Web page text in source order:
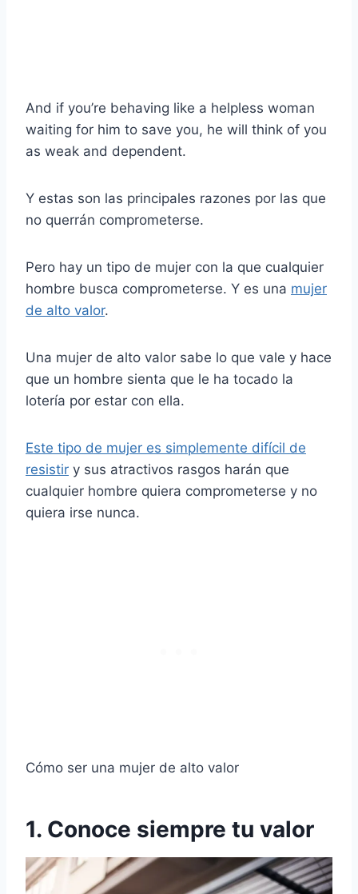
And if you’re behaving like a helpless woman
waiting for him to save you, he will think of you
as weak and dependent.
Y estas son las principales razones por las que
no querrán comprometerse.
Pero hay un tipo de mujer con la que cualquier
hombre busca comprometerse. Y es una mujer
de alto valor.
Una mujer de alto valor sabe lo que vale y hace
que un hombre sienta que le ha tocado la
lotería por estar con ella.
Este tipo de mujer es simplemente difícil de
resistir y sus atractivos rasgos harán que
cualquier hombre quiera comprometerse y no
quiera irse nunca.
Cómo ser una mujer de alto valor
1. Conoce siempre tu valor